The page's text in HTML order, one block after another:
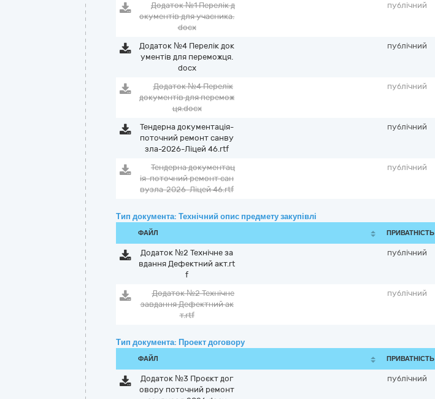
Додаток №1 Перелік д
окументів для учасника.
docx
публічний
Додаток №4 Перелік док
ументів для переможця.
docx
публічний
Додаток №4 Перелік
документів для перемож
ця.docx
публічний
Тендерна документація-
поточний ремонт санву
зла-2026-Ліцей 46.rtf
публічний
Тендерна документац
ія-поточний ремонт сан
вузла-2026-Ліцей 46.rtf
публічний
Тип документа: Технічний опис предмету закупівлі
ФАЙЛ ПРИВАТНІСТЬ
Додаток №2 Технічне за
вдання Дефектний акт.rt
f
публічний
Додаток №2 Технічне
завдання Дефектний ак
т.rtf
публічний
Тип документа: Проект договору
ФАЙЛ ПРИВАТНІСТЬ
Додаток №3 Проєкт дог
овору поточний ремонт
публічний